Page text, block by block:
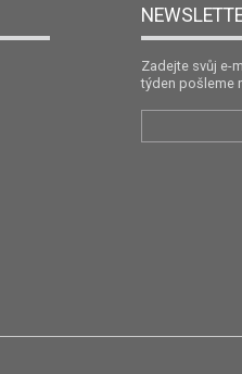
Zadejte svůj e-
týden pošleme